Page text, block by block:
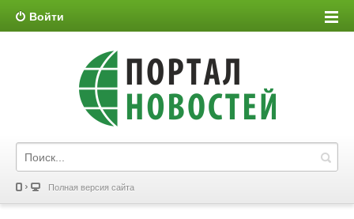
Войти
Полная версия сайта